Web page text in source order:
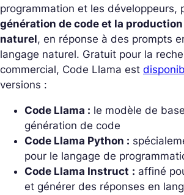
programmation et les développeurs,
génération de code et la
naturel, en réponse à des prompts
langage naturel. Gratuit pour la
commercial, Code Llama est
versions :
Code Llama : le modèle de
génération de code
Code Llama Python :
pour le langage de
Code Llama Instruct : affiné
et générer des réponses en